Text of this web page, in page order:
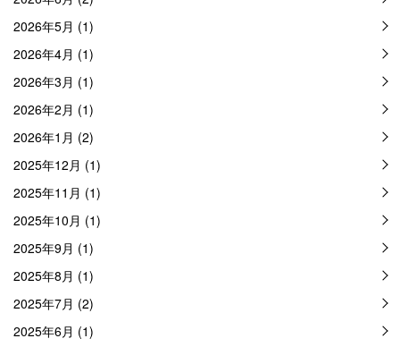
2026年5月 (1)
2026年4月 (1)
2026年3月 (1)
2026年2月 (1)
2026年1月 (2)
2025年12月 (1)
2025年11月 (1)
2025年10月 (1)
2025年9月 (1)
2025年8月 (1)
2025年7月 (2)
2025年6月 (1)